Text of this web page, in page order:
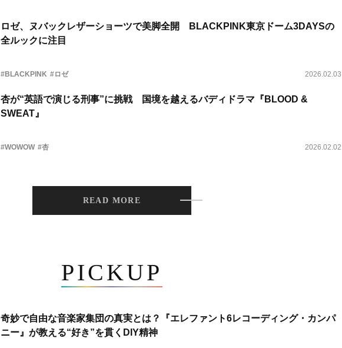
ロゼ、ヌバックレザーショーツで美脚全開 BLACKPINK東京ドーム3DAYSの
全ルックに注目
#BLACKPINK #ロゼ 2026.02.03
杏が“英語で演じる刑事”に挑戦 国境を越えるバディドラマ『BLOOD &
SWEAT』
#WOWOW #杏 2026.02.02
READ MORE
PICKUP
奇妙で自由な音楽家集団の真実とは？『エレファント6レコーディング・カンパ
ニー』が教える“好き”を貫くDIY精神